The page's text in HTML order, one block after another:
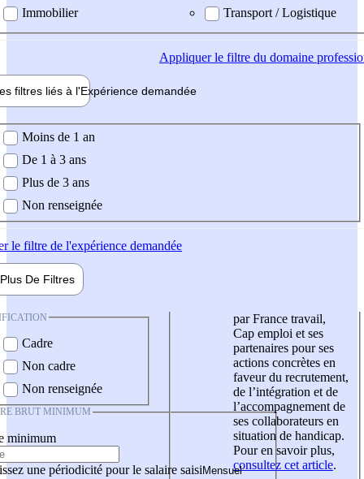
Immobilier
Transport / Logistique
Appliquerle filtre du domaine
filtres liés à l'Expérience demandée
demandée
Moins de 1 an
De 1 à 3 ans
Plus de 3 ans
Non renseignée
le filtre de l'expérience demandée
Plus De Filtres
Cadre
Non cadre
Non renseignée
BRUT MINIMUM
minimum
une périodicité pour le salaire saisi
par France travail,
Cap emploi et ses
partenaires pour ses
actions concrètes en
faveur du recrutement,
de l’intégration et de
l’accompagnement de
ses collaborateurs en
situation de handicap.
Pour en savoir plus,
consultez cet article.